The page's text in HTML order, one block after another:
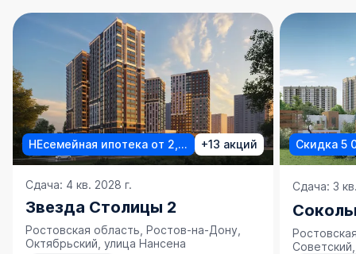
НЕсемейная ипотека от 2,5% +13 акций
Сдача: 4 кв. 2028 г.
Звезда Столицы 2
Ростовская область, Ростов-на-Дону,
Октябрьский, улица Нансена
Скидка 5
Сдача: 3